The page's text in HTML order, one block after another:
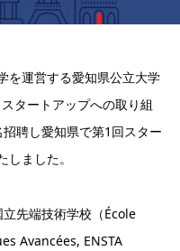
を運営する愛知県公立大学
タートアップへの取り組
聘し愛知県で第1回スター
ました。
先端技術学校（École
Avancées, ENSTA